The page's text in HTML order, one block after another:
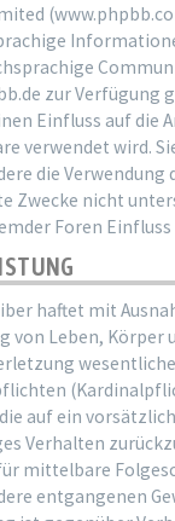
zur Verfügung
Einfluss auf die
verwendet wird.
die Verwendung
Zwecke nicht
Foren Einfluss
haftet mit
von Leben, Körper
auf ein
Verhalten
mittelbare
entgangenen